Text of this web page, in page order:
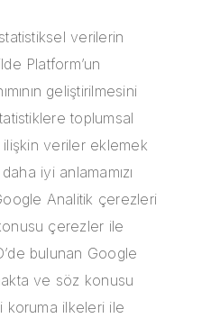
verilerin
Platform’un
geliştirilmesini
toplumsal
veriler eklemek
iyi anlamamızı
Analitik çerezleri
çerezler ile
bulunan Google
ve söz konusu
koruma ilkeleri ile